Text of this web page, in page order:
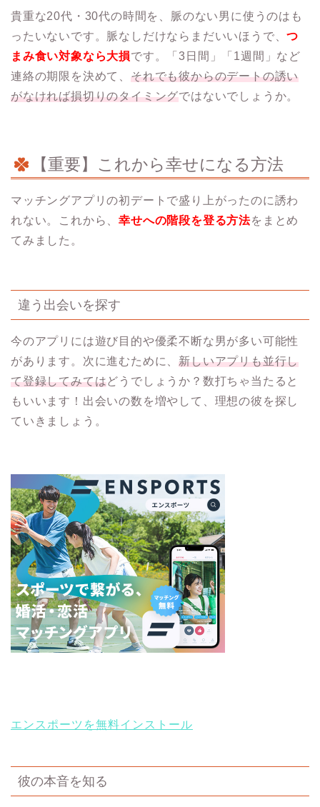
貴重な20代・30代の時間を、脈のない男に使うのはも
ったいないです。脈なしだけならまだいいほうで、つ
まみ食い対象なら大損です。「3日間」「1週間」など
連絡の期限を決めて、 それでも彼からのデートの誘い
がなければ損切りのタイミングではないでしょうか。
【重要】これから幸せになる方法
マッチングアプリの初デートで盛り上がったのに誘わ
れない。これから、幸せへの階段を登る方法をまとめ
てみました。
違う出会いを探す
今のアプリには遊び目的や優柔不断な男が多い可能性
があります。次に進むために、新しいアプリも並行し
て登録してみてはどうでしょうか？数打ちゃ当たると
もいいます！出会いの数を増やして、理想の彼を探し
ていきましょう。
エンスポーツを無料インストール
彼の本音を知る